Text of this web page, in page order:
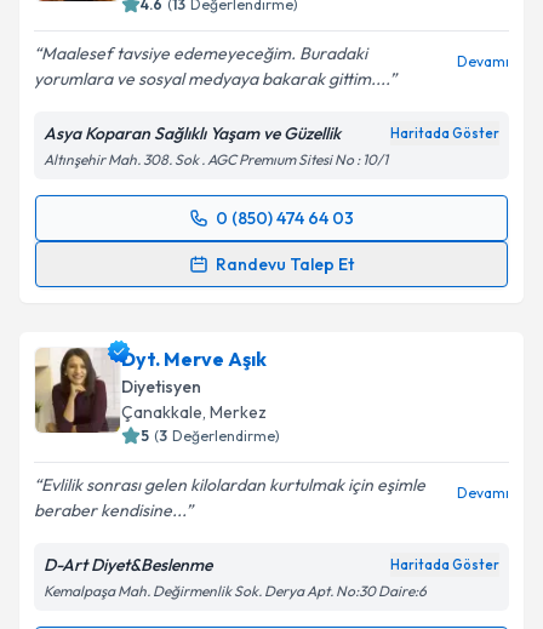
Metni'ni okudum ve kişisel verilerimin belirtilen
kapsamda işlenmesini kabul ediyorum.
Takvim Talebini Gönder
4.6 (13 Değerlendirme)
Maalesef tavsiye edemeyeceğim. Buradaki
yorumlara ve sosyal medyaya bakarak gittim....
Devamı
Asya Koparan Sağlıklı Yaşam ve Güzellik Haritada Göster
Altınşehir Mah. 308. Sok . AGC Premıum Sitesi No : 10/1
0 (850) 474 64 03
Randevu Talep Et
Randevu Takvimi Talebi
takvim hazırlandığında e-posta ile bilgilendireceğiz.
E-posta Adresiniz
kapsamda işlenmesini kabul ediyorum.
Dyt. Merve Aşık
Diyetisyen
Çanakkale, Merkez
5 (3 Değerlendirme)
Evlilik sonrası gelen kilolardan kurtulmak için eşimle
beraber kendisine...
Devamı
D-Art Diyet&Beslenme Haritada Göster
Kemalpaşa Mah. Değirmenlik Sok. Derya Apt. No:30 Daire:6